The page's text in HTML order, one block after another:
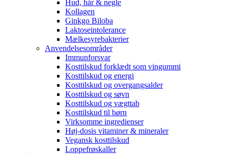
Hud, hår & negle
Kollagen
Ginkgo Biloba
Laktoseintolerance
Mælkesyrebakterier
Anvendelsesområder
Immunforsvar
Kosttilskud forklædt som vingummi
Kosttilskud og energi
Kosttilskud og overgangsalder
Kosttilskud og søvn
Kosttilskud og vægttab
Kosttilskud til børn
Virksomme ingredienser
Høj-dosis vitaminer & mineraler
Vegansk kosttilskud
Loppefrøskaller